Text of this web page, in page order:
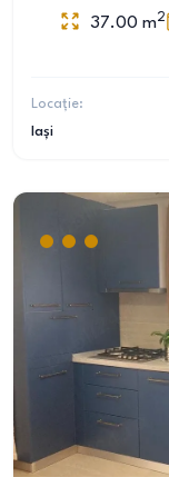
37.00 m2
Locație:
Iași